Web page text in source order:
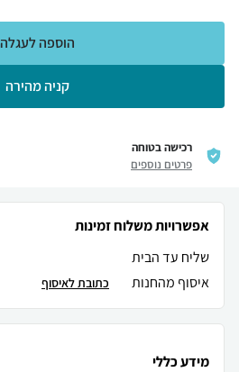
קניה מהירה
הוספה לעגלה
רכישה בטוחה
פרטים נוספים
אפשרויות משלוח זמינות
שליח עד הבית
איסוף מהחנות
כתובת לאיסוף
מידע כללי